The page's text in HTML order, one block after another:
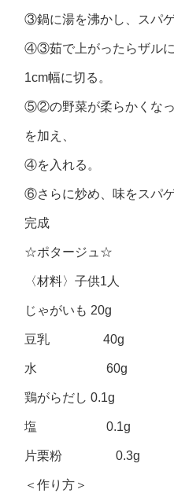
③鍋に湯を沸かし、スパ
④③茹で上がったらザル
1cm幅に切る。
⑤②の野菜が柔らかくな
を加え、
④を入れる。
⑥さらに炒め、味をスパ
完成
☆ポタージュ☆
〈材料〉子供1人
じゃがいも 20g
豆乳 40g
水 60g
鶏がらだし 0.1g
塩 0.1g
片栗粉 0.3g
＜作り方＞